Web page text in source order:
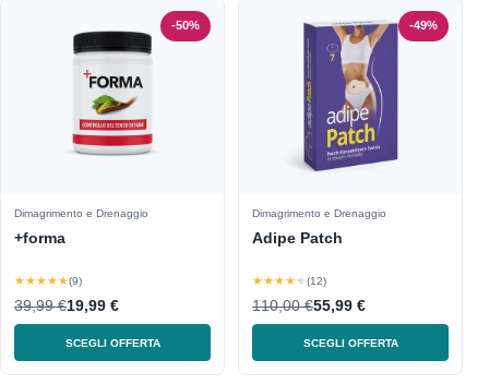
-50%
Dimagrimento e Drenaggio
+forma
★★★★★(9)
39,99 €19,99 €
SCEGLI OFFERTA
-49%
Dimagrimento e Drenaggio
Adipe Patch
★★★★★(12)
110,00 €55,99 €
SCEGLI OFFERTA